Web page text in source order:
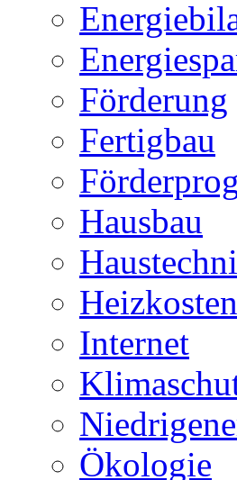
Förderung
Fertigbau
Hausbau
Heizkosten
Internet
Ökologie